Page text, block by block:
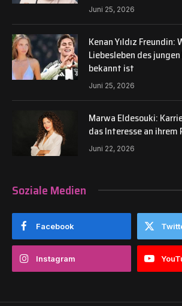
Juni 25, 2026
Kenan Yıldız Freundin:
Liebesleben des
bekannt ist
Juni 25, 2026
Marwa Eldesouki:
das Interesse an
Juni 22, 2026
Soziale Medien
Facebook
Instagram